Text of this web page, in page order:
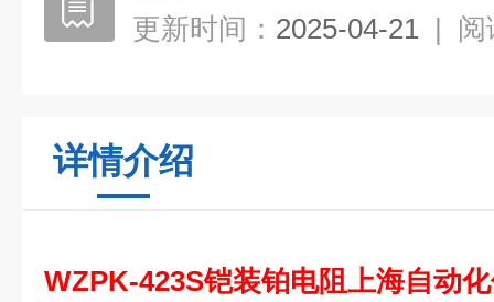
更新时间： 2025-04-21 | 阅
详情介绍
WZPK-423S铠装铂电阻上海自动